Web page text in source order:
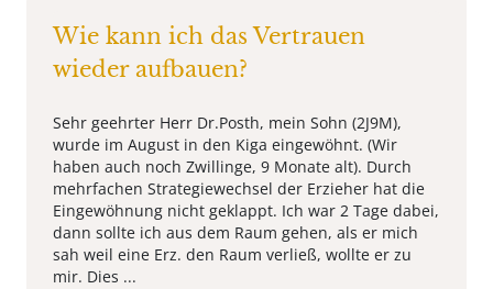
Wie kann ich das Vertrauen
wieder aufbauen?
Sehr geehrter Herr Dr.Posth, mein Sohn (2J9M),
wurde im August in den Kiga eingewöhnt. (Wir
haben auch noch Zwillinge, 9 Monate alt). Durch
mehrfachen Strategiewechsel der Erzieher hat die
Eingewöhnung nicht geklappt. Ich war 2 Tage dabei,
dann sollte ich aus dem Raum gehen, als er mich
sah weil eine Erz. den Raum verließ, wollte er zu
mir. Dies ...